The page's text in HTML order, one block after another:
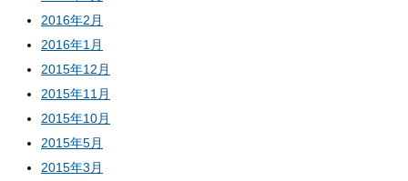
2016年2月
2016年1月
2015年12月
2015年11月
2015年10月
2015年5月
2015年3月